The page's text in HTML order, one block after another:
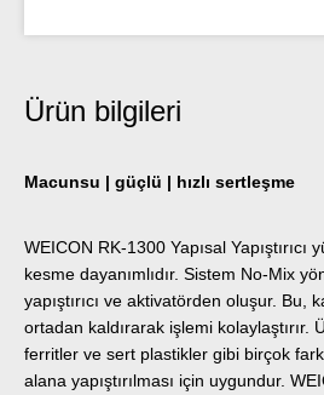
Ürün bilgileri
Macunsu | güçlü | hızlı sertleşme
WEICON RK-1300 Yapısal
kesme dayanımlıdır. Sistem No-Mix
yapıştırıcı ve aktivatörden oluşur. Bu,
ortadan kaldırarak işlemi kolaylaştırır.
ferritler ve sert plastikler gibi birçok
alana yapıştırılması için uygundur.